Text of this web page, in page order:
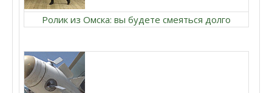
Ролик из Омска: вы будете смеяться долго